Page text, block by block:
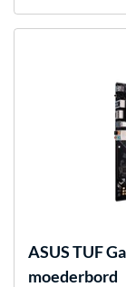
ASUSTUF
moederbord